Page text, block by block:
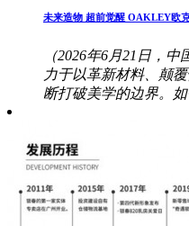
未来造物 超前觉醒 OAKLEY欧
（2026年6月21日，
力于以革新材料、颠
断打破美学的边界。